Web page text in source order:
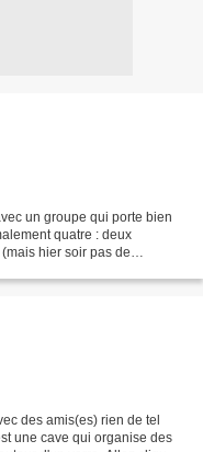
un groupe qui porte bien
quatre : deux
hier soir pas de
des amis(es) rien de tel
une cave qui organise des